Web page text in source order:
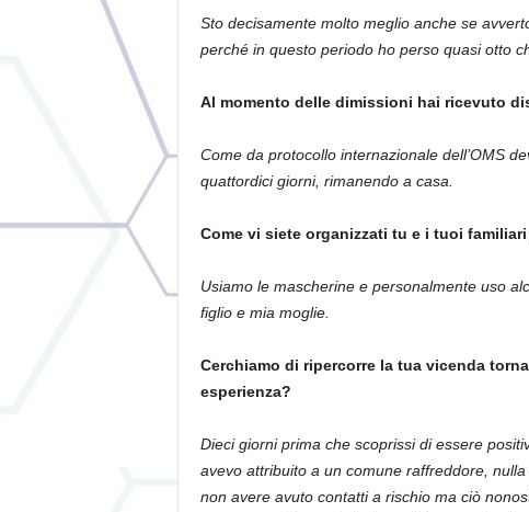
Sto decisamente molto meglio anche se
perché in questo periodo ho perso quasi otto
Al momento delle dimissioni hai ricevuto
Come da protocollo internazionale dell’OMS
quattordici giorni, rimanendo a casa.
Come vi siete organizzati tu e i tuoi
Usiamo le mascherine e personalmente uso
figlio e mia moglie.
Cerchiamo di ripercorre la tua vicenda
esperienza?
Dieci giorni prima che scoprissi di essere
avevo attribuito a un comune raffreddore,
non avere avuto contatti a rischio ma ciò